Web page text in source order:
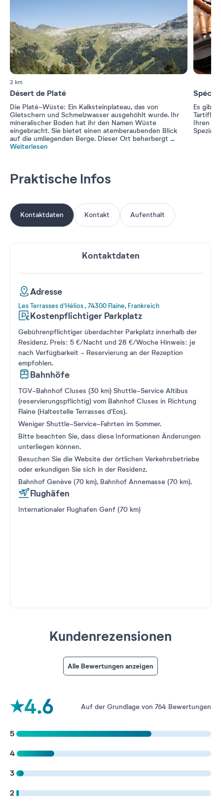
2 km
Désert de Platé
Die Platé-Wüste: Ein Kalksteinplateau, das von
Gletschern und Schmelzwasser ausgehöhlt wurde. Ihr
mineralischer Boden hat ihr den Namen Wüste
eingebracht. Sie bietet einen atemberaubenden Blick
auf die umliegenden Berge. Dieser Ort beherbergt ...
Weiterlesen
Es gibt
Ihren
Praktische Infos
Kontaktdaten Kontakt Aufenthalt
Kontaktdaten
Adresse
Les Terrasses d'Hélios , 74300 Flaine, Frankreich
Kostenpflichtiger Parkplatz
Gebührenpflichtiger überdachter Parkplatz innerhalb der
Residenz. Preis: 5 €/Nacht und 28 €/Woche Hinweis: je
nach Verfügbarkeit - Reservierung an der Rezeption
empfohlen.
Bahnhöfe
TGV-Bahnhof Cluses (30 km) Shuttle-Service Altibus
(reservierungspflichtig) vom Bahnhof Cluses in Richtung
Flaine (Haltestelle Terrasses d'Eos).
Weniger Shuttle-Service-Fahrten im Sommer.
Bitte beachten Sie, dass diese Informationen Änderungen
unterliegen können.
Besuchen Sie die Website der örtlichen Verkehrsbetriebe
oder erkundigen Sie sich in der Residenz.
Bahnhof Genève (70 km), Bahnhof Annemasse (70 km).
Flughäfen
Internationaler Flughafen Genf (70 km)
Kundenrezensionen
4.6 Auf der Grundlage von 764 Bewertungen
5
4
3
2
Alle Bewertungen anzeigen